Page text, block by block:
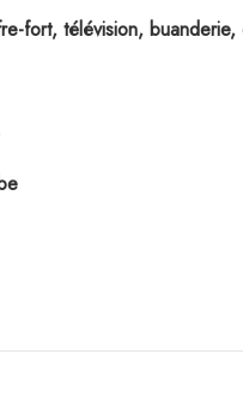
fort, télévision, buanderie,